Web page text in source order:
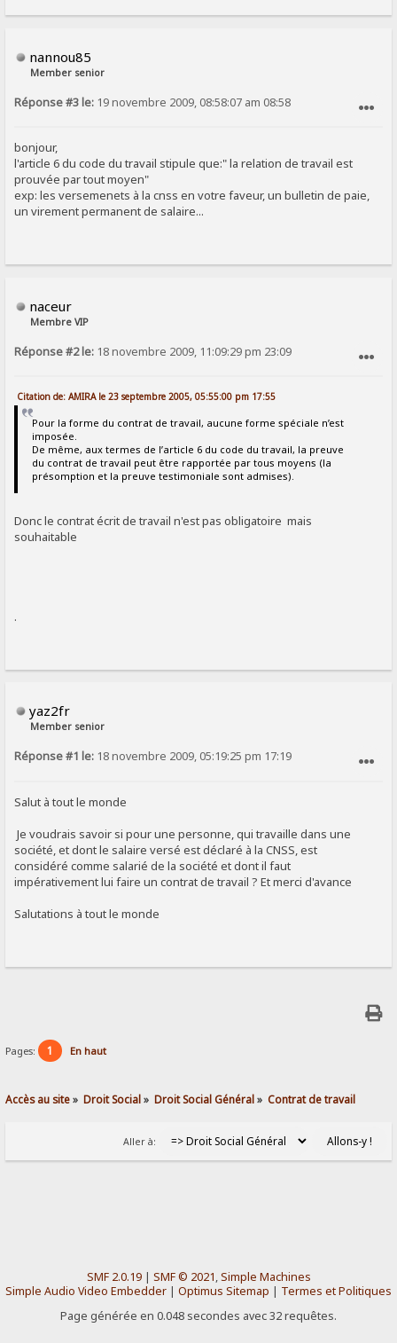
nannou85
Member senior
Réponse #3 le: 19 novembre 2009, 08:58:07 am 08:58
bonjour,
l'article 6 du code du travail stipule que:" la relation de travail est
prouvée par tout moyen"
exp: les versemenets à la cnss en votre faveur, un bulletin de paie,
un virement permanent de salaire...
naceur
Membre VIP
Réponse #2 le: 18 novembre 2009, 11:09:29 pm 23:09
Citation de: AMIRA le 23 septembre 2005, 05:55:00 pm 17:55
Pour la forme du contrat de travail, aucune forme spéciale n’est
imposée.
De même, aux termes de l’article 6 du code du travail, la preuve
du contrat de travail peut être rapportée par tous moyens (la
présomption et la preuve testimoniale sont admises).
Donc le contrat écrit de travail n'est pas obligatoire mais
souhaitable
.
yaz2fr
Member senior
Réponse #1 le: 18 novembre 2009, 05:19:25 pm 17:19
Salut à tout le monde
Je voudrais savoir si pour une personne, qui travaille dans une
société, et dont le salaire versé est déclaré à la CNSS, est
considéré comme salarié de la société et dont il faut
impérativement lui faire un contrat de travail ? Et merci d'avance
Salutations à tout le monde
Pages: 1 En haut
Accès au site» Droit Social» Droit Social Général» Contrat de travail
Aller à:
SMF 2.0.19| SMF © 2021,Simple Machines
Simple Audio Video Embedder | Optimus Sitemap | Termes et Politiques
Page générée en 0.048 secondes avec 32 requêtes.